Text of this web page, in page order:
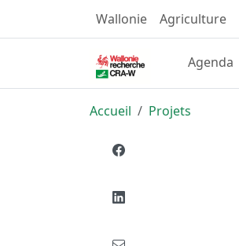
Wallonie Agriculture
Agenda
Accueil
Projets